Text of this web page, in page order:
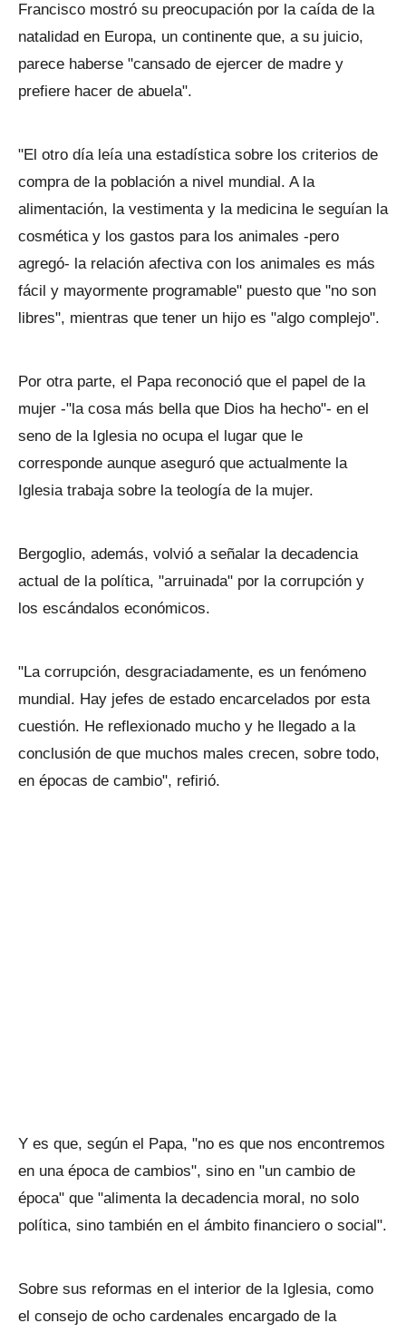
Francisco mostró su preocupación por la caída de la
natalidad en Europa, un continente que, a su juicio,
parece haberse "cansado de ejercer de madre y
prefiere hacer de abuela".
"El otro día leía una estadística sobre los criterios de
compra de la población a nivel mundial. A la
alimentación, la vestimenta y la medicina le seguían la
cosmética y los gastos para los animales -pero
agregó- la relación afectiva con los animales es más
fácil y mayormente programable" puesto que "no son
libres", mientras que tener un hijo es "algo complejo".
Por otra parte, el Papa reconoció que el papel de la
mujer -"la cosa más bella que Dios ha hecho"- en el
seno de la Iglesia no ocupa el lugar que le
corresponde aunque aseguró que actualmente la
Iglesia trabaja sobre la teología de la mujer.
Bergoglio, además, volvió a señalar la decadencia
actual de la política, "arruinada" por la corrupción y
los escándalos económicos.
"La corrupción, desgraciadamente, es un fenómeno
mundial. Hay jefes de estado encarcelados por esta
cuestión. He reflexionado mucho y he llegado a la
conclusión de que muchos males crecen, sobre todo,
en épocas de cambio", refirió.
Y es que, según el Papa, "no es que nos encontremos
en una época de cambios", sino en "un cambio de
época" que "alimenta la decadencia moral, no solo
política, sino también en el ámbito financiero o social".
Sobre sus reformas en el interior de la Iglesia, como
el consejo de ocho cardenales encargado de la